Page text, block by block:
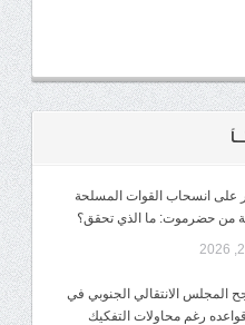
على انسحاب القوات المسلحة
من حضرموت: ما الذي تحقق؟
المجلس الانتقالي الجنوبي في
رغم محاولات التفكيك